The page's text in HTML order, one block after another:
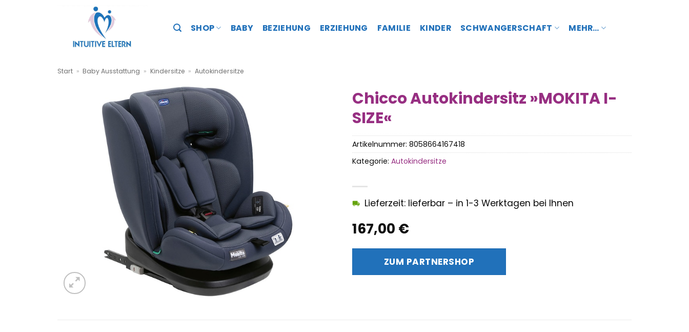
SHOP BABY BEZIEHUNG ERZIEHUNG FAMILIE KINDER SCHWANGERSCHAFT MEHR…
Start » Baby Ausstattung » Kindersitze » Autokindersitze
Chicco Autokindersitz »MOKITA I-
SIZE«
167,00 €
Lieferzeit: lieferbar – in 1-3 Werktagen bei Ihnen
ZUM PARTNERSHOP
Artikelnummer: 8058664167418
Kategorie: Autokindersitze